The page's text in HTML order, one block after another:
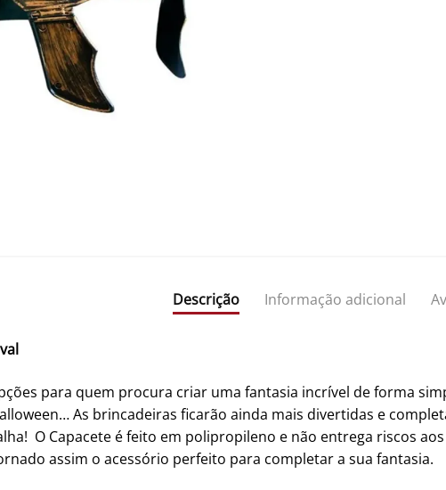
Descrição Informação adicional
para quem procura criar uma fantasia incrível de forma
As brincadeiras ficarão ainda mais divertidas e
O Capacete é feito em polipropileno e não entrega riscos
assim o acessório perfeito para completar a sua fantasia.